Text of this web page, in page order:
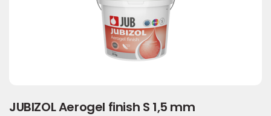
JUBIZOL Aerogel finish S 1,5 mm